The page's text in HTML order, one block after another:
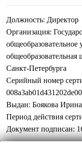
Должность: Директор
Организация:
Санкт-Петербурга
Серийный номер
Выдан: Боякова
Период действия
Документ подписан: